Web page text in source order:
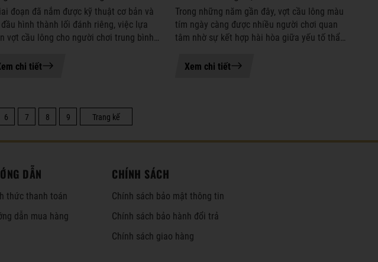
đoạn đã nắm được kỹ thuật cơ bản và
hình thành lối đánh riêng, việc lựa
vợt cầu lông cho người chơi trung bình
cao hiệu suất thi đấ...
chi tiết
Trong những năm gần đây, vợt cầu lông màu
tím ngày càng được nhiều người chơi quan
tâm nhờ sự kết hợp hài hòa giữa yếu tố thẩm
Không chỉ tạo điểm nhấn cá tính ...
Xem chi tiết
6 7 8 9 Trang kế
DẪN
thức thanh toán
dẫn mua hàng
CHÍNH SÁCH
Chính sách bảo mật thông tin
Chính sách bảo hành đổi trả
Chính sách giao hàng
báo nữa